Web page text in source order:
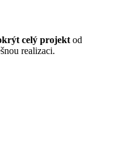
celý projekt od
realizaci.